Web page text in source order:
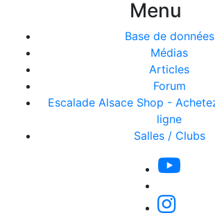
Menu
Base de données
Médias
Articles
Forum
Escalade Alsace Shop -
ligne
Salles / Clubs